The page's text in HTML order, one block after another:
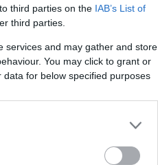
third parties on the IAB’s List of
third parties.
services and may gather and store
You may click to grant or
for below specified purposes
a